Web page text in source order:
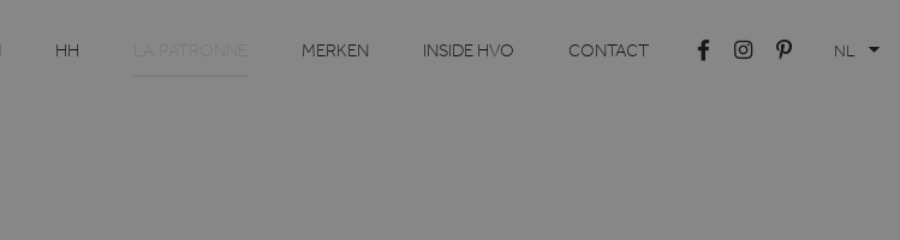
HH MERKEN INSIDE HVO CONTACT NL